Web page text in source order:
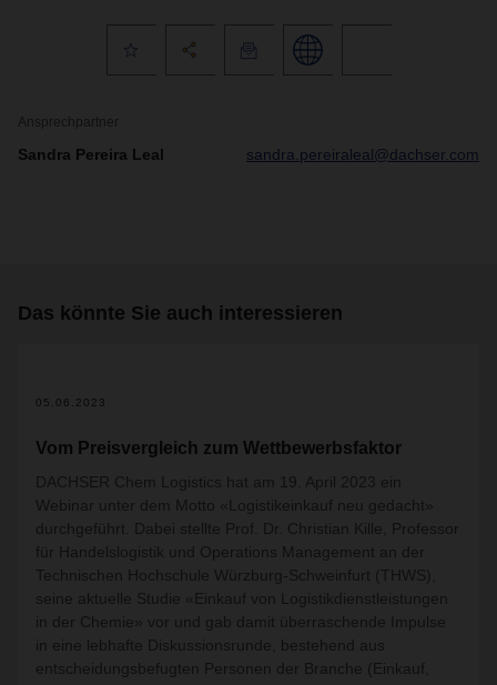
Ansprechpartner
Sandra Pereira Leal sandra.pereiraleal@dachser.com
Das könnte Sie auch interessieren
05.06.2023
Vom Preisvergleich zum Wettbewerbsfaktor
DACHSER Chem Logistics hat am 19. April 2023 ein
Webinar unter dem Motto «Logistikeinkauf neu gedacht»
durchgeführt. Dabei stellte Prof. Dr. Christian Kille, Professor
für Handelslogistik und Operations Management an der
Technischen Hochschule Würzburg-Schweinfurt (THWS),
seine aktuelle Studie «Einkauf von Logistikdienstleistungen
in der Chemie» vor und gab damit überraschende Impulse
in eine lebhafte Diskussionsrunde, bestehend aus
entscheidungsbefugten Personen der Branche (Einkauf,